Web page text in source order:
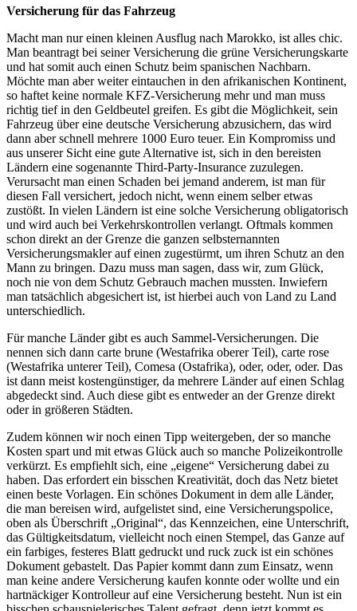
Versicherung für das Fahrzeug
Macht man nur einen kleinen Ausflug nach Marokko, ist alles chic.
Man beantragt bei seiner Versicherung die grüne Versicherungskarte
und hat somit auch einen Schutz beim spanischen Nachbarn.
Möchte man aber weiter eintauchen in den afrikanischen Kontinent,
so haftet keine normale KFZ-Versicherung mehr und man muss
richtig tief in den Geldbeutel greifen. Es gibt die Möglichkeit, sein
Fahrzeug über eine deutsche Versicherung abzusichern, das wird
dann aber schnell mehrere 1000 Euro teuer. Ein Kompromiss und
aus unserer Sicht eine gute Alternative ist, sich in den bereisten
Ländern eine sogenannte Third-Party-Insurance zuzulegen.
Verursacht man einen Schaden bei jemand anderem, ist man für
diesen Fall versichert, jedoch nicht, wenn einem selber etwas
zustößt. In vielen Ländern ist eine solche Versicherung obligatorisch
und wird auch bei Verkehrskontrollen verlangt. Oftmals kommen
schon direkt an der Grenze die ganzen selbsternannten
Versicherungsmakler auf einen zugestürmt, um ihren Schutz an den
Mann zu bringen. Dazu muss man sagen, dass wir, zum Glück,
noch nie von dem Schutz Gebrauch machen mussten. Inwiefern
man tatsächlich abgesichert ist, ist hierbei auch von Land zu Land
unterschiedlich.
Für manche Länder gibt es auch Sammel-Versicherungen. Die
nennen sich dann carte brune (Westafrika oberer Teil), carte rose
(Westafrika unterer Teil), Comesa (Ostafrika), oder, oder, oder. Das
ist dann meist kostengünstiger, da mehrere Länder auf einen Schlag
abgedeckt sind. Auch diese gibt es entweder an der Grenze direkt
oder in größeren Städten.
Zudem können wir noch einen Tipp weitergeben, der so manche
Kosten spart und mit etwas Glück auch so manche Polizeikontrolle
verkürzt. Es empfiehlt sich, eine „eigene“ Versicherung dabei zu
haben. Das erfordert ein bisschen Kreativität, doch das Netz bietet
einen beste Vorlagen. Ein schönes Dokument in dem alle Länder,
die man bereisen wird, aufgelistet sind, eine Versicherungspolice,
oben als Überschrift „Original“, das Kennzeichen, eine Unterschrift,
das Gültigkeitsdatum, vielleicht noch einen Stempel, das Ganze auf
ein farbiges, festeres Blatt gedruckt und ruck zuck ist ein schönes
Dokument gebastelt. Das Papier kommt dann zum Einsatz, wenn
man keine andere Versicherung kaufen konnte oder wollte und ein
hartnäckiger Kontrolleur auf eine Versicherung besteht. Nun ist ein